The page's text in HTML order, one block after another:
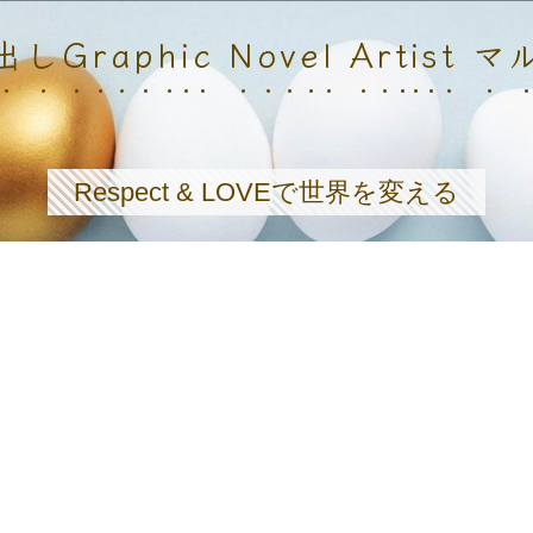
しGraphic Novel Artist マ
Respect & LOVEで世界を変える